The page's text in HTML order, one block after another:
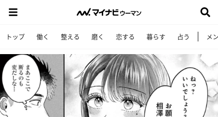
トップ 働く 整える 磨く 恋する 暮らす 占う メ